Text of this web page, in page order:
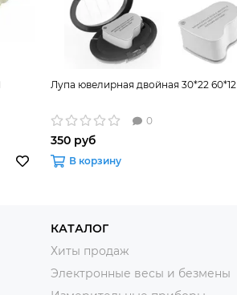
Лупа ювелирная двойная 30*22 60*12
0
350 руб
В корзину
КАТАЛОГ
Хиты продаж
Электронные весы и безмены